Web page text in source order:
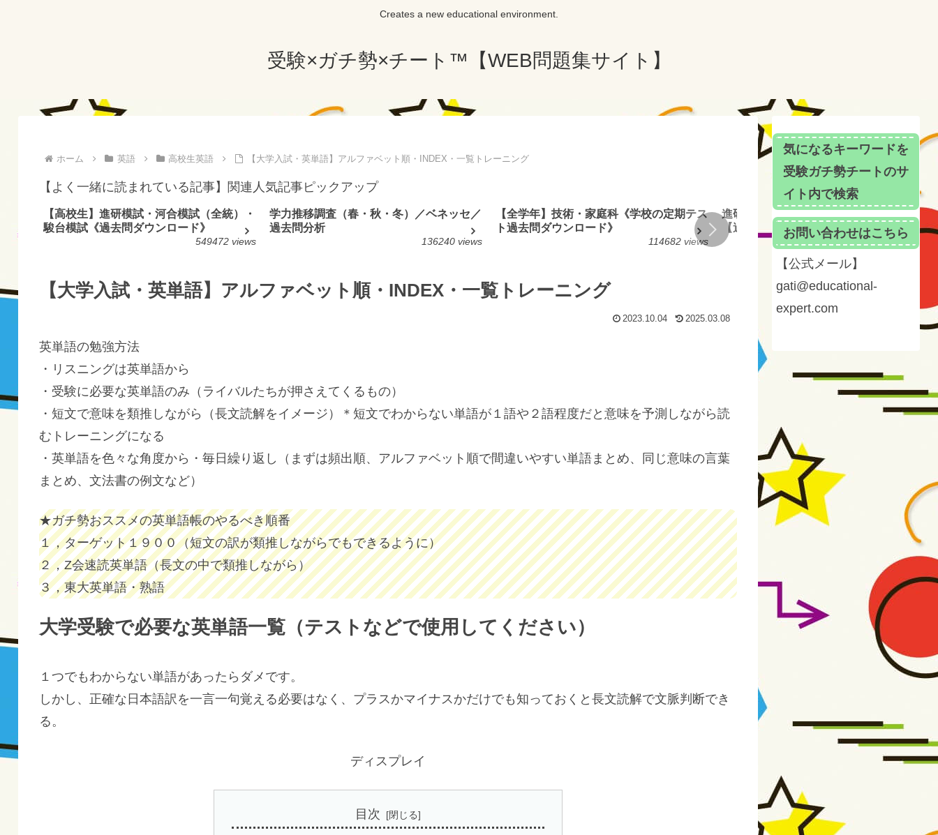
Creates a new educational environment.
受験×ガチ勢×チート™【WEB問題集サイト】
ホーム 英語 高校生英語 【大学入試・英単語】アルファベット順・INDEX・一覧トレーニング
【よく一緒に読まれている記事】関連人気記事ピックアップ
【高校生】進研模試・河合模試（全統）・
駿台模試《過去問ダウンロード》
549472 views
学力推移調査（春・秋・冬）／ベネッセ／
過去問分析
136240 views
【全学年】技術・家庭科《学校の定期テス
ト過去問ダウンロード》
114682 views
進研模試／ベネッセ総合学力テスト対策
【過去問３年分以上を分析公開】
81604 views
【大学入試・英単語】アルファベット順・INDEX・一覧トレーニング
2023.10.04 2025.03.08
英単語の勉強方法
・リスニングは英単語から
・受験に必要な英単語のみ（ライバルたちが押さえてくるもの）
・短文で意味を類推しながら（長文読解をイメージ）＊短文でわからない単語が１語や２語程度だと意味を予測しながら読
むトレーニングになる
・英単語を色々な角度から・毎日繰り返し（まずは頻出順、アルファベット順で間違いやすい単語まとめ、同じ意味の言葉
まとめ、文法書の例文など）
★ガチ勢おススメの英単語帳のやるべき順番
１，ターゲット１９００（短文の訳が類推しながらでもできるように）
２，Z会速読英単語（長文の中で類推しながら）
３，東大英単語・熟語
大学受験で必要な英単語一覧（テストなどで使用してください）
１つでもわからない単語があったらダメです。
しかし、正確な日本語訳を一言一句覚える必要はなく、プラスかマイナスかだけでも知っておくと長文読解で文脈判断でき
る。
ディスプレイ
目次
気になるキーワードを
受験ガチ勢チートのサ
イト内で検索
お問い合わせはこちら
【公式メール】
gati@educational-
expert.com